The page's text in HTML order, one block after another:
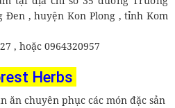
, huyện Kon Plong , tỉnh Kom
, hoặc 0964320957
Herbs
ăn chuyên phục các món đặc sản